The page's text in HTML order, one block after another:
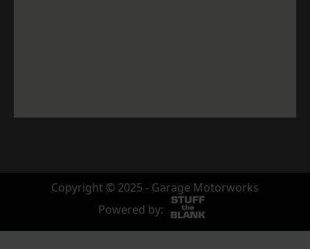
Copyright © 2025 - Garage Motorworks
Powered by: